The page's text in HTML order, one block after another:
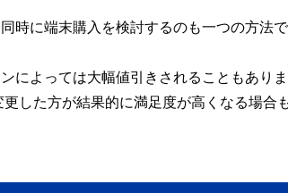
時に端末購入を検討するのも一つの方法で
によっては大幅値引きされることもありま
した方が結果的に満足度が高くなる場合